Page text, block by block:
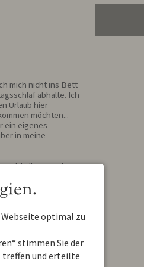
mich nicht ins Bett
abhalte. Ich
Urlaub hier
möchten...
ein eigenes
in meine
nicht alleine in der
Webseite optimal zu
stimmen Sie der
treffen und erteilte